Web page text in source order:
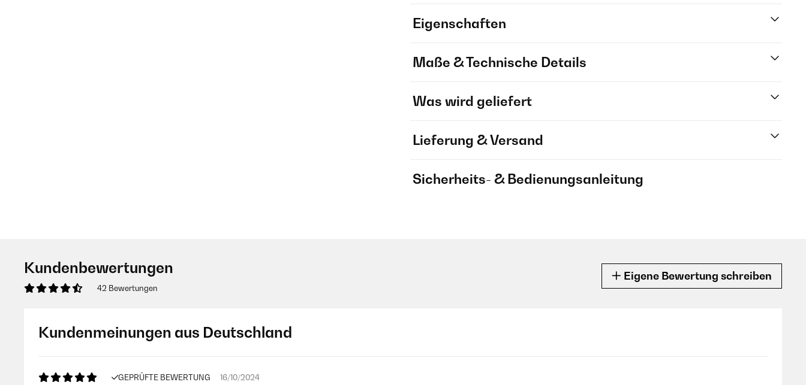
Eigenschaften
Maße & Technische Details
Was wird geliefert
Lieferung & Versand
Sicherheits- & Bedienungsanleitung
Kundenbewertungen
42 Bewertungen
Eigene Bewertung schreiben
Kundenmeinungen aus Deutschland
GEPRÜFTE BEWERTUNG 16/10/2024